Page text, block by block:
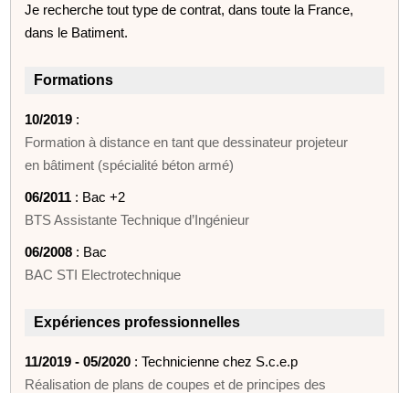
Je recherche tout type de contrat, dans toute la France,
dans le Batiment.
Formations
10/2019 :
Formation à distance en tant que dessinateur projeteur
en bâtiment (spécialité béton armé)
06/2011 : Bac +2
BTS Assistante Technique d’Ingénieur
06/2008 : Bac
BAC STI Electrotechnique
Expériences professionnelles
11/2019 - 05/2020 : Technicienne chez S.c.e.p
Réalisation de plans de coupes et de principes des